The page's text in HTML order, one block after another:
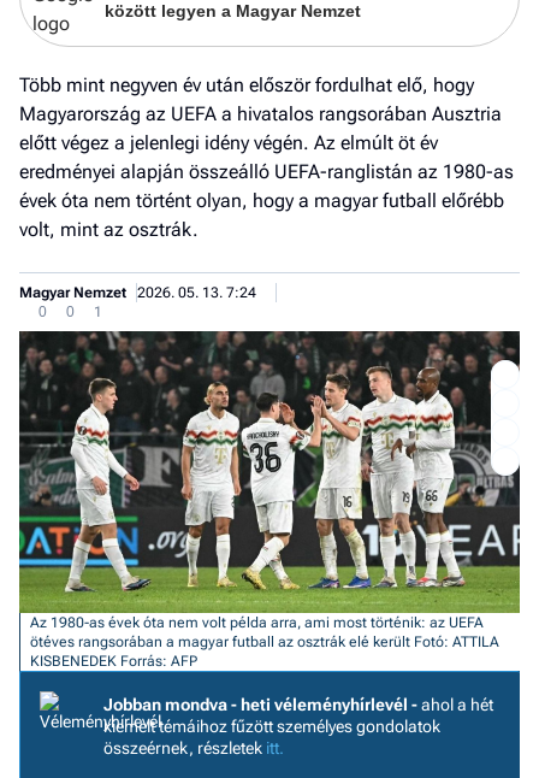
-
között legyen a Magyar Nemzet
Több mint negyven év után először fordulhat elő, hogy
Magyarország az UEFA a hivatalos rangsorában Ausztria
előtt végez a jelenlegi idény végén. Az elmúlt öt év
eredményei alapján összeálló UEFA-ranglistán az 1980-as
évek óta nem történt olyan, hogy a magyar futball előrébb
volt, mint az osztrák.
Magyar Nemzet
2026. 05. 13. 7:24
0
0 1
Az 1980-as évek óta nem volt példa arra, ami most történik: az UEFA
ötéves rangsorában a magyar futball az osztrák elé került Fotó: ATTILA
KISBENEDEK Forrás: AFP
Jobban mondva - heti véleményhírlevél -ahol a hét
kiemelt témáihoz fűzött személyes gondolatok
összeérnek, részletek itt.